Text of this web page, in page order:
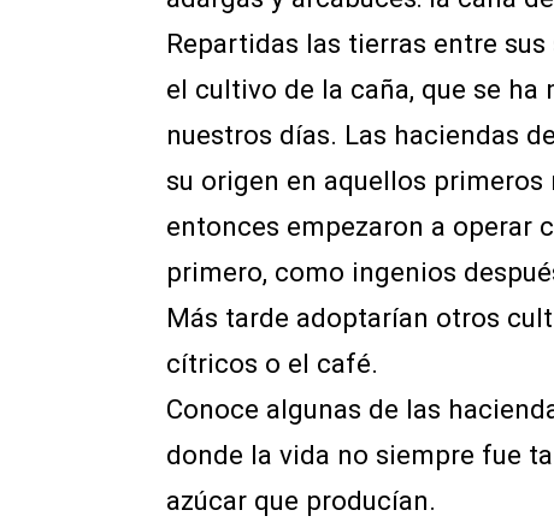
Repartidas las tierras entre
el cultivo de la caña, que se ha
nuestros días. Las haciendas
su origen en aquellos primeros
entonces empezaron a operar
primero, como ingenios
Más tarde adoptarían otros
cítricos o el café.
Conoce algunas de las
donde la vida no siempre fue
azúcar que producían.